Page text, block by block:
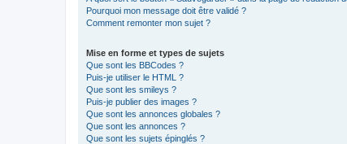
Pourquoi mon message doit être validé ?
Comment remonter mon sujet ?
Mise en forme et types de sujets
Que sont les BBCodes ?
Puis-je utiliser le HTML ?
Que sont les smileys ?
Puis-je publier des images ?
Que sont les annonces globales ?
Que sont les annonces ?
Que sont les sujets épinglés ?